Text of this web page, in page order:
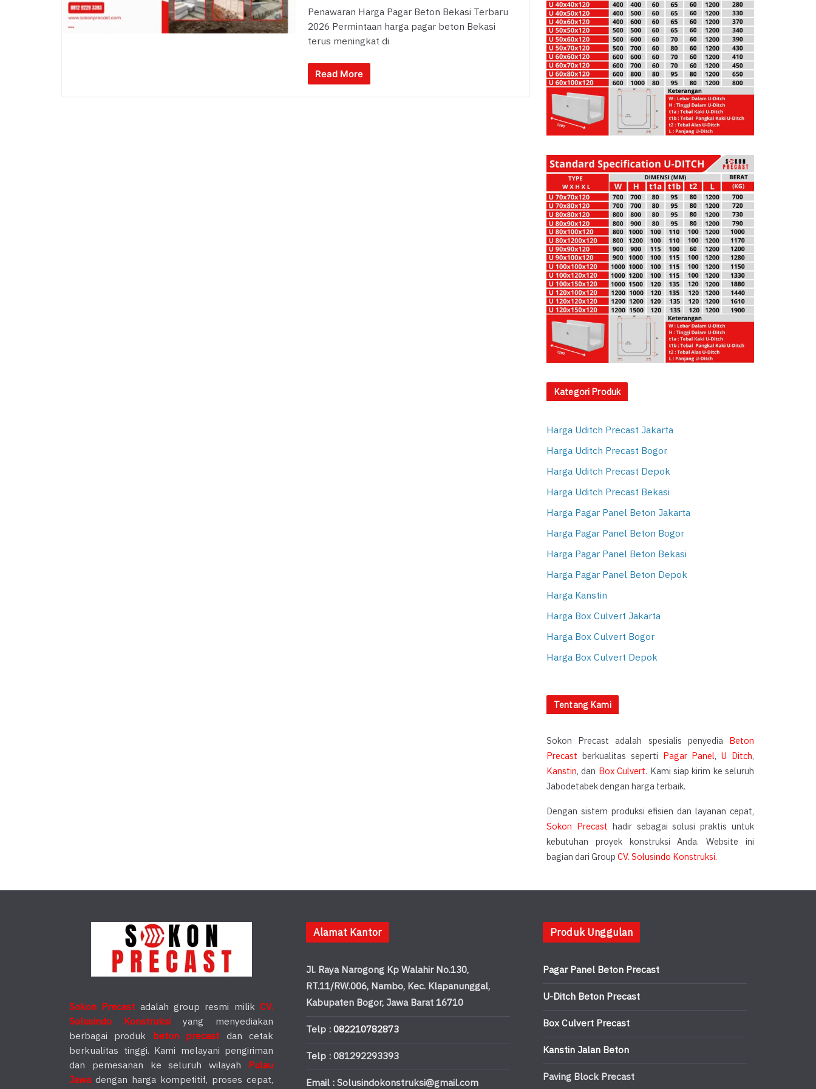
Penawaran Harga Pagar Beton Bekasi Terbaru
2026 Permintaan harga pagar beton Bekasi
terus meningkat di
Read More
Kategori Produk
Harga Uditch Precast Jakarta
Harga Uditch Precast Bogor
Harga Uditch Precast Depok
Harga Uditch Precast Bekasi
Harga Pagar Panel Beton Jakarta
Harga Pagar Panel Beton Bogor
Harga Pagar Panel Beton Bekasi
Harga Pagar Panel Beton Depok
Harga Kanstin
Harga Box Culvert Jakarta
Harga Box Culvert Bogor
Harga Box Culvert Depok
Tentang Kami
Sokon Precast adalah spesialis penyedia Beton
Precast berkualitas seperti Pagar Panel,U Ditch,
Kanstin, dan Box Culvert. Kami siap kirim ke seluruh
Jabodetabek dengan harga terbaik.
Dengan sistem produksi efisien dan layanan cepat,
Sokon Precast hadir sebagai solusi praktis untuk
kebutuhan proyek konstruksi Anda. Website ini
bagian dari GroupCV. Solusindo Konstruksi.
Sokon Precast adalah group resmi milikCV.
Solusindo Konstruksi yang menyediakan
berbagai produk beton precast dan cetak
berkualitas tinggi. Kami melayani pengiriman
dan pemesanan ke seluruh wilayah Pulau
Jawadengan harga kompetitif, proses cepat,
Alamat Kantor
Jl. Raya Narogong Kp Walahir No.130,
RT.11/RW.006, Nambo, Kec. Klapanunggal,
Kabupaten Bogor, Jawa Barat 16710
Telp :082210782873
Telp : 081292293393
Email : Solusindokonstruksi@gmail.com
Produk Unggulan
Pagar Panel Beton Precast
U-Ditch Beton Precast
Box Culvert Precast
Kanstin Jalan Beton
Paving Block Precast